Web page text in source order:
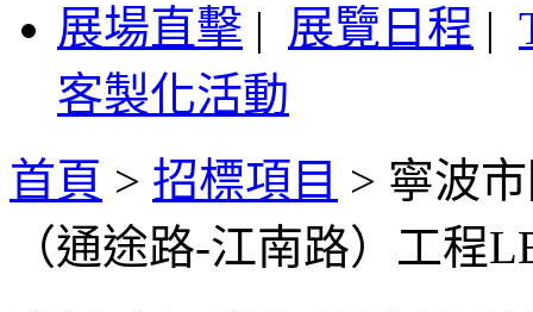
展場直擊 | 展覽日程 |
客製化活動
首頁 > 招標項目 > 寧波
（通途路-江南路）工程